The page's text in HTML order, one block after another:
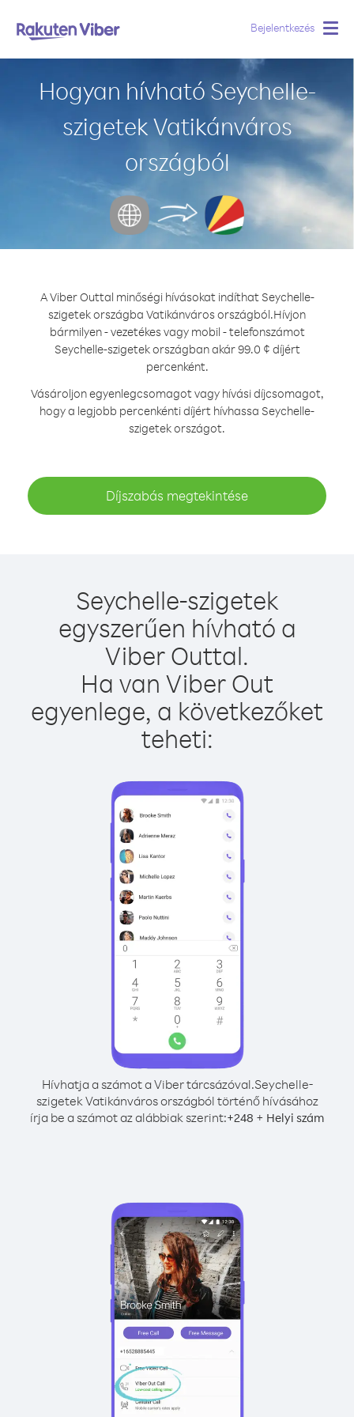
Bejelentkezés
Hogyan hívható Seychelle-
szigetek Vatikánváros
országból
A Viber Outtal minőségi hívásokat indíthat Seychelle-
szigetek országba Vatikánváros országból.Hívjon
bármilyen - vezetékes vagy mobil - telefonszámot
Seychelle-szigetek országban akár 99.0 ¢ díjért
percenként.
Vásároljon egyenlegcsomagot vagy hívási díjcsomagot,
hogy a legjobb percenkénti díjért hívhassa Seychelle-
szigetek országot.
Díjszabás megtekintése
Seychelle-szigetek
egyszerűen hívható a
Viber Outtal.
Ha van Viber Out
egyenlege, a következőket
teheti:
Hívhatja a számot a Viber tárcsázóval.Seychelle-
szigetek Vatikánváros országból történő hívásához
írja be a számot az alábbiak szerint:+248 + Helyi szám